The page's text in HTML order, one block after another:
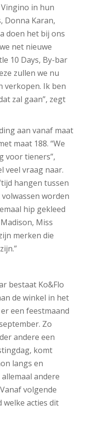
Vingino in hun
Donna Karan,
doen het bij ons
net nieuwe
10 Days, By-bar
zullen we nu
verkopen. Ik ben
zal gaan”, zegt
aan vanaf maat
maat 188. “We
voor tieners”,
veel vraag naar.
hangen tussen
worden
hip gekleed
Miss
merken die
bestaat Ko&Flo
de winkel in het
een feestmaand
Zo
andere een
komt
langs en
andere
volgende
welke acties dit